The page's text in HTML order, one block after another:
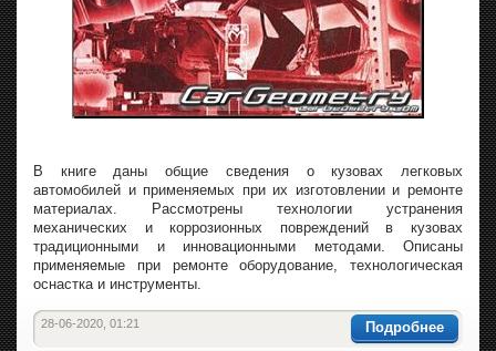
В книге даны общие сведения о кузовах легковых
автомобилей и применяемых при их изготовлении и ремонте
материалах. Рассмотрены технологии устранения
механических и коррозионных повреждений в кузовах
традиционными и инновационными методами. Описаны
применяемые при ремонте оборудование, технологическая
оснастка и инструменты.
Подробнее
28-06-2020, 01:21